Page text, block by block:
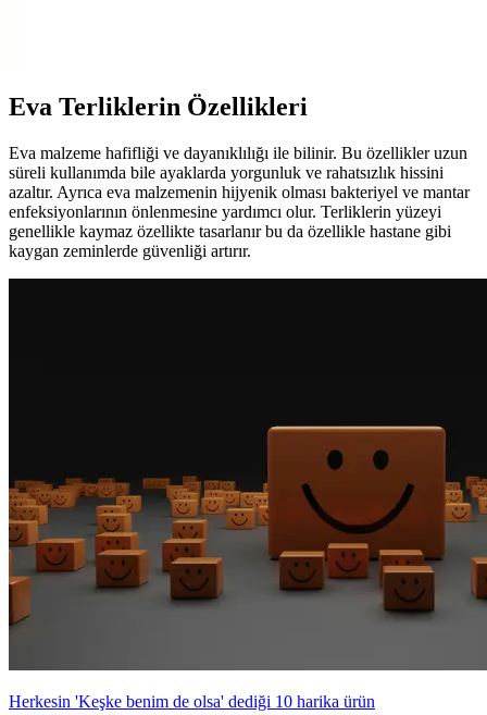
Eva Terliklerin Özellikleri
Eva malzeme hafifliği ve dayanıklılığı ile bilinir. Bu özellikler uzun
süreli kullanımda bile ayaklarda yorgunluk ve rahatsızlık hissini
azaltır. Ayrıca eva malzemenin hijyenik olması bakteriyel ve mantar
enfeksiyonlarının önlenmesine yardımcı olur. Terliklerin yüzeyi
genellikle kaymaz özellikte tasarlanır bu da özellikle hastane gibi
kaygan zeminlerde güvenliği artırır.
Herkesin 'Keşke benim de olsa' dediği 10 harika ürün